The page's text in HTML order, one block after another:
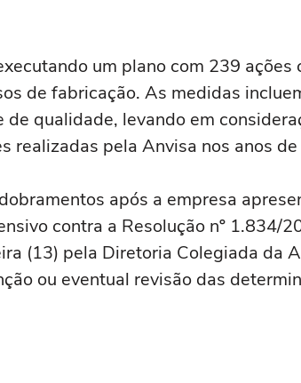
um plano com 239 ações
de fabricação. As medidas
de qualidade, levando em
realizadas pela Anvisa nos anos
após a empresa
contra a Resolução nº 1.834/
(13) pela Diretoria Colegiada da
ou eventual revisão das